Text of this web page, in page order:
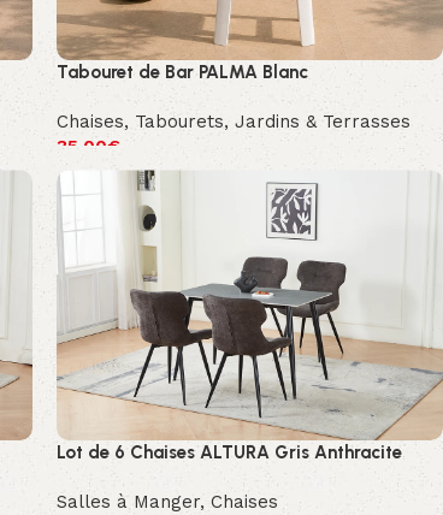
Tabouret de Bar PALMA Blanc
Chaises, Tabourets, Jardins & Terrasses
35.00€
Lot de 6 Chaises ALTURA Gris Anthracite
Salles à Manger, Chaises